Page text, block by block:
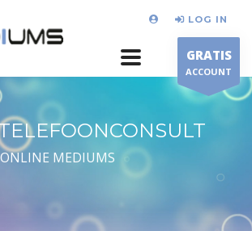
LOG IN
GRATIS
ACCOUNT
MEDIUMS